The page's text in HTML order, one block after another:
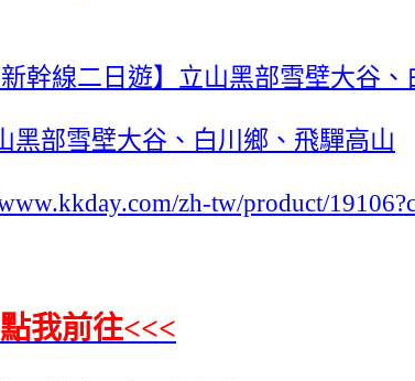
線二日遊】立山黑部雪壁大谷、
黑部雪壁大谷、白川鄉、飛驒高山
zh-tw/product/
我前往<<<